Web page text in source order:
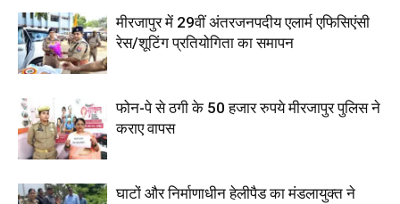
मीरजापुर में 29वीं अंतरजनपदीय एलार्म एफिसिएंसी
रेस/शूटिंग प्रतियोगिता का समापन
फोन-पे से ठगी के 50 हजार रुपये मीरजापुर पुलिस ने
कराए वापस
घाटों और निर्माणाधीन हेलीपैड का मंडलायुक्त ने